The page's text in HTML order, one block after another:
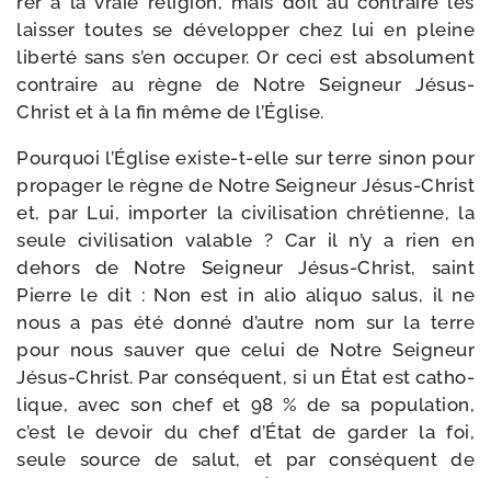
lais­ser toutes se déve­lop­per chez lui en pleine
liber­té sans s’en occu­per. Or ceci est abso­lu­ment
contraire au règne de Notre Seigneur Jésus-​
Christ et à la fin même de l’Église.
Pourquoi l’Église existe-​t-​elle sur terre sinon pour
pro­pa­ger le règne de Notre Seigneur Jésus-​Christ
et, par Lui, impor­ter la civi­li­sa­tion chré­tienne, la
seule civi­li­sa­tion valable ? Car il n’y a rien en
dehors de Notre Seigneur Jésus-​Christ, saint
Pierre le dit : Non est in alio ali­quo salus, il ne
nous a pas été don­né d’autre nom sur la terre
pour nous sau­ver que celui de Notre Seigneur
Jésus-​Christ. Par consé­quent, si un État est catho­
lique, avec son chef et 98 % de sa popu­la­tion,
c’est le devoir du chef d’État de gar­der la foi,
seule source de salut, et par consé­quent de